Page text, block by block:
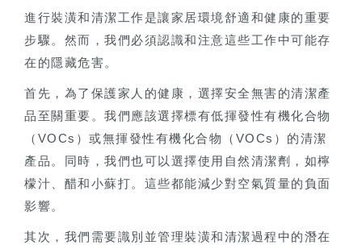
進行裝潢和清潔工作是讓家居環境舒適和健康的重要
步驟。然而，我們必須認識和注意這些工作中可能存
在的隱藏危害。
首先，為了保護家人的健康，選擇安全無害的清潔產
品至關重要。我們應該選擇標有低揮發性有機化合物
（VOCs）或無揮發性有機化合物（VOCs）的清潔
產品。同時，我們也可以選擇使用自然清潔劑，如檸
檬汁、醋和小蘇打。這些都能減少對空氣質量的負面
影響。
其次，我們需要識別並管理裝潢和清潔過程中的潛在